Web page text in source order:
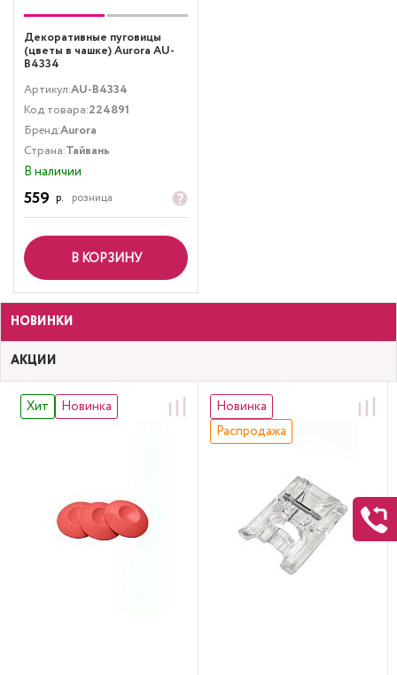
Декоративные пуговицы
(цветы в чашке) Aurora AU-
B4334
Артикул:AU-B4334
Код товара:224891
Бренд:Aurora
Страна:Тайвань
В наличии
559 р. розница
В КОРЗИНУ
НОВИНКИ
АКЦИИ
Хит Новинка
Новинка
Распродажа